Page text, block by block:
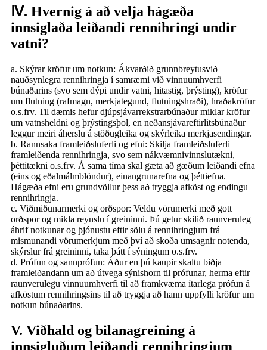
Ⅳ. Hvernig á að velja hágæða
innsiglaða leiðandi rennihringi undir
vatni?
a. Skýrar kröfur um notkun: Ákvarðið grunnbreytusvið
nauðsynlegra rennihringja í samræmi við vinnuumhverfi
búnaðarins (svo sem dýpi undir vatni, hitastig, þrýsting), kröfur
um flutning (rafmagn, merkjategund, flutningshraði), hraðakröfur
o.s.frv. Til dæmis hefur djúpsjávarrekstrarbúnaður miklar kröfur
um vatnsheldni og þrýstingsþol, en neðansjávareftirlitsbúnaður
leggur meiri áherslu á stöðugleika og skýrleika merkjasendingar.
b. Rannsaka framleiðsluferli og efni: Skilja framleiðsluferli
framleiðenda rennihringja, svo sem nákvæmnivinnslutækni,
þéttitækni o.s.frv. Á sama tíma skal gæta að gæðum leiðandi efna
(eins og eðalmálmblöndur), einangrunarefna og þéttiefna.
Hágæða efni eru grundvöllur þess að tryggja afköst og endingu
rennihringja.
c. Viðmiðunarmerki og orðspor: Veldu vörumerki með gott
orðspor og mikla reynslu í greininni. Þú getur skilið raunveruleg
áhrif notkunar og þjónustu eftir sölu á rennihringjum frá
mismunandi vörumerkjum með því að skoða umsagnir notenda,
skýrslur frá greininni, taka þátt í sýningum o.s.frv.
d. Prófun og sannprófun: Áður en þú kaupir skaltu biðja
framleiðandann um að útvega sýnishorn til prófunar, herma eftir
raunverulegu vinnuumhverfi til að framkvæma ítarlega prófun á
afköstum rennihringsins til að tryggja að hann uppfylli kröfur um
notkun búnaðarins.
V. Viðhald og bilanagreining á
innsigluðum leiðandi rennihringjum